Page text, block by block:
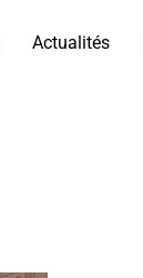
Actualités